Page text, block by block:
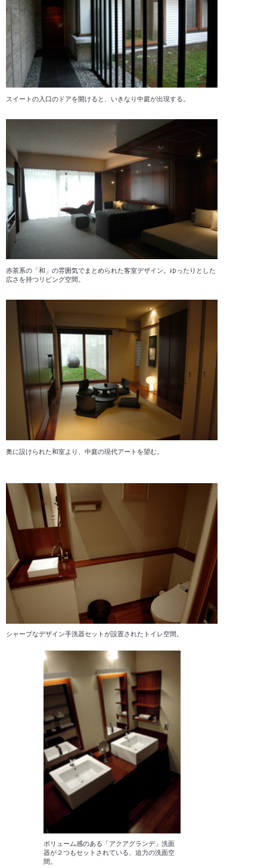
スイートの入口のドアを開けると、いきなり中庭が出現する。
赤茶系の「和」の雰囲気でまとめられた客室デザイン。ゆったりとした
広さを持つリビング空間。
奥に設けられた和室より、中庭の現代アートを望む。
シャープなデザイン手洗器セットが設置されたトイレ空間。
ボリューム感のある「アクアグランデ」洗面
器が２つもセットされている、迫力の洗面空
間。